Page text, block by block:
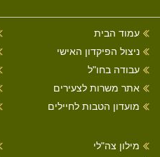
עמוד הבית
ניצול הפיקדון האישי
עבודה בחו"ל
אתר משרות לצעירים
מועדון הטבות לחיילים
מילון צה"לי